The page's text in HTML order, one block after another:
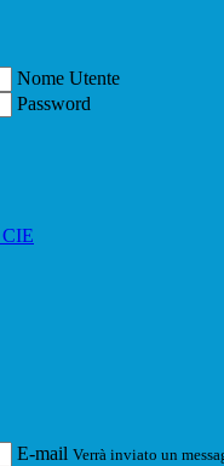
Nome Utente
Password
E-mail Verrà inviato un